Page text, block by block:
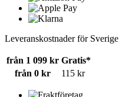
Leveranskostnader för Sverige
från 1 099 kr Gratis*
från 0 kr
115 kr